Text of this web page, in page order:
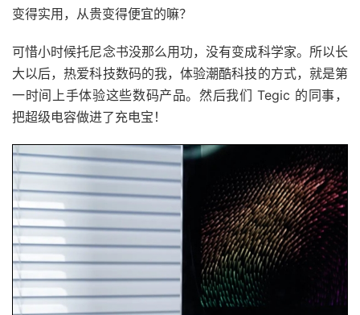
变得实用，从贵变得便宜的嘛？
可惜小时候托尼念书没那么用功，没有变成科学家。所以长
大以后，热爱科技数码的我，体验潮酷科技的方式，就是第
一时间上手体验这些数码产品。然后我们 Tegic 的同事，
把超级电容做进了充电宝！